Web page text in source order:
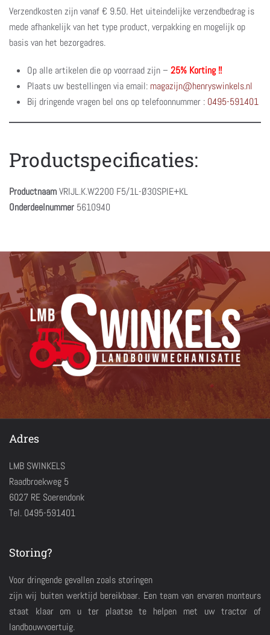
Verzendkosten zijn vanaf € 9.50. Het uiteindelijke verzendbedrag is
mede afhankelijk van het type product, verpakking en mogelijk op
basis van het bezorgadres.
Op alle artikelen die op voorraad zijn – 25% Korting !!
Plaats uw bestellingen via email: magazijn@henryswinkels.nl
Bij dringende vragen bel ons op telefoonnummer : 0495-591401
Productspecificaties:
ProductnaamVRIJL.K.W2200 F5/1L-Ø30SPIE+KL
Onderdeelnummer 5610940
Adres
LMB SWINKELS
Raadbroekweg 5
6027 RE Soerendonk
Tel. 0495-591401
Storing?
Voor dringende gevallen zoals storingen
zijn wij buiten werktijd bereikbaar. Een team van ervaren monteurs
staat klaar om u ter plaatse te helpen met uw tractor of
landbouwvoertuig.